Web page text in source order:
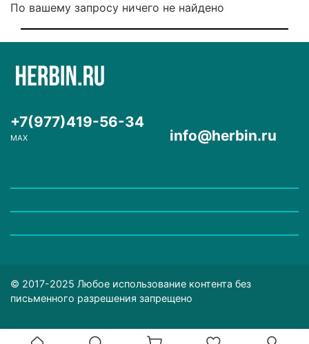
По вашему запросу ничего не найдено
+7(977)419-56-34
MAX info@herbin.ru
© 2017-2025 Любое использование контента без
письменного разрешения запрещено